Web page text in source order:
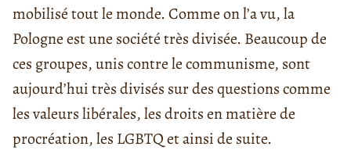
mobilisé tout le monde. Comme on l’a vu, la
Pologne est une société très divisée. Beaucoup de
ces groupes, unis contre le communisme, sont
aujourd’hui très divisés sur des questions comme
les valeurs libérales, les droits en matière de
procréation, les LGBTQ et ainsi de suite.